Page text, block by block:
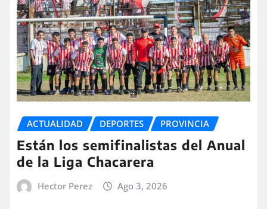
ACTUALIDAD DEPORTES PROVINCIA
Están los semifinalistas del Anual
de la Liga Chacarera
Hector Perez Ago 3, 2026